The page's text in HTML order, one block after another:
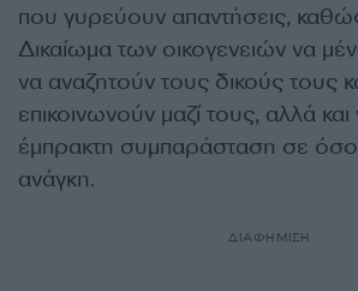
που γυρεύουν απαντήσεις,
Δικαίωμα των οικογενειών να
να αναζητούν τους δικούς τους
επικοινωνούν μαζί τους, αλλά
έμπρακτη συμπαράσταση σε
ανάγκη.
ΔΙΑΦΗΜΙΣΗ